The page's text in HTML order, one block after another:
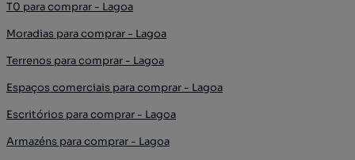
T0 para comprar - Lagoa
Moradias para comprar - Lagoa
Terrenos para comprar - Lagoa
Espaços comerciais para comprar - Lagoa
Escritórios para comprar - Lagoa
Armazéns para comprar - Lagoa